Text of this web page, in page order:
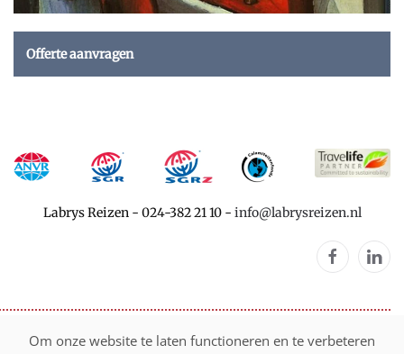
Offerte aanvragen
Labrys Reizen - 024-382 21 10- info@labrysreizen.nl
© 2026 Labrys Reizen
Om onze website te laten functioneren en te verbeteren